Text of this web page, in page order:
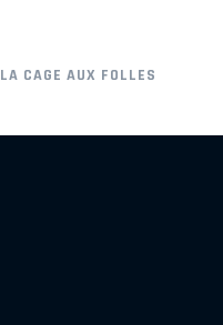
LA CAGE AUX FOLLES